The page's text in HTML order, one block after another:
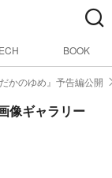
BOOK
かのゆめ』予告編公開
像ギャラリー